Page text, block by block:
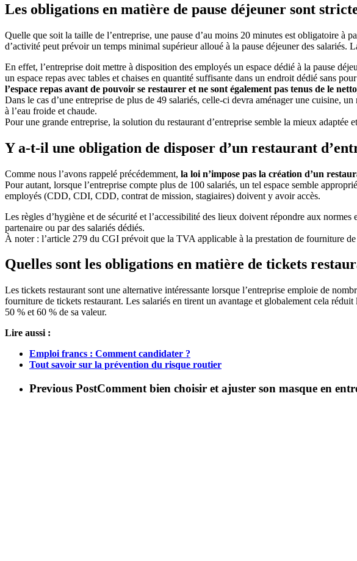
Les obligations en matière de pause déjeuner sont
Quelle que soit la taille de l’entreprise, une pause d’au moins 20 minutes est obligatoire
d’activité peut prévoir un temps minimal supérieur alloué à la pause déjeuner des
En effet, l’entreprise doit mettre à disposition des employés un espace dédié à la pause
un espace repas avec tables et chaises en quantité suffisante dans un endroit dédié sans
l’espace repas avant de pouvoir se restaurer et ne sont également pas tenus de le
Dans le cas d’une entreprise de plus de 49 salariés, celle-ci devra aménager une cuisine,
à l’eau froide et chaude.
Pour une grande entreprise, la solution du restaurant d’entreprise semble la mieux adaptée
Y a-t-il une obligation de disposer d’un restaurant
Comme nous l’avons rappelé précédemment, la loi n’impose pas la création d’un
Pour autant, lorsque l’entreprise compte plus de 100 salariés, un tel espace semble
employés (CDD, CDI, CDD, contrat de mission, stagiaires) doivent y avoir accès.
Les règles d’hygiène et de sécurité et l’accessibilité des lieux doivent répondre aux
partenaire ou par des salariés dédiés.
À noter : l’article 279 du CGI prévoit que la TVA applicable à la prestation de fourniture de
Quelles sont les obligations en matière de tickets
Les tickets restaurant sont une alternative intéressante lorsque l’entreprise emploie de
fourniture de tickets restaurant. Les salariés en tirent un avantage et globalement cela
50 % et 60 % de sa valeur.
Lire aussi :
Emploi francs : Comment candidater ?
Tout savoir sur la prévention du risque routier
Previous PostComment bien choisir et ajuster son masque en